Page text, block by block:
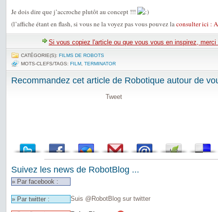
Je dois dire que j’accroche plutôt au concept !!!
(l’affiche étant en flash, si vous ne la voyez pas vous pouvez laconsulter ici :
Si vous copiez l'article ou que vous vous en inspirez,
CATÉGORIE(S): FILMS DE ROBOTS
MOTS-CLEFS/TAGS: FILM TERMINATOR
Recommandez cet article de Robotique autour de
Tweet
Suivez les news de RobotBlog ...
» Par facebook :
» Par twitter : Suis @RobotBlog sur twitter